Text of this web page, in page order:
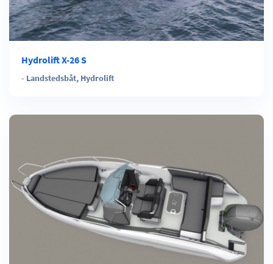
Hydrolift X-26 S
- Landstedsbåt, Hydrolift